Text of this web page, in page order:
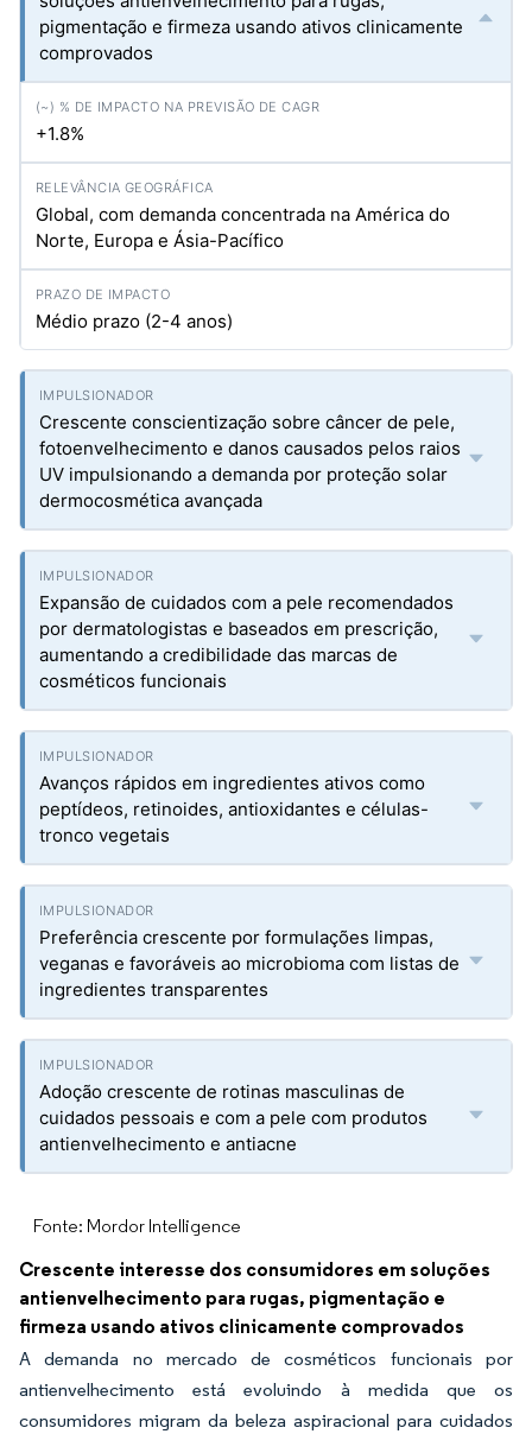
pigmentação e firmeza usando ativos clinicamente
comprovados
+1.8%
Global, com demanda concentrada na América do
Norte, Europa e Ásia-Pacífico
Médio prazo (2-4 anos)
Crescente conscientização sobre câncer de pele,
fotoenvelhecimento e danos causados pelos raios
UV impulsionando a demanda por proteção solar
dermocosmética avançada
Expansão de cuidados com a pele recomendados
por dermatologistas e baseados em prescrição,
aumentando a credibilidade das marcas de
cosméticos funcionais
Avanços rápidos em ingredientes ativos como
peptídeos, retinoides, antioxidantes e células-
tronco vegetais
Preferência crescente por formulações limpas,
veganas e favoráveis ao microbioma com listas de
ingredientes transparentes
Adoção crescente de rotinas masculinas de
cuidados pessoais e com a pele com produtos
antienvelhecimento e antiacne
Fonte: Mordor Intelligence
Crescente interesse dos consumidores em soluções
antienvelhecimento para rugas, pigmentação e
firmeza usando ativos clinicamente comprovados
A demanda no mercado de cosméticos funcionais por
antienvelhecimento está evoluindo à medida que os
consumidores migram da beleza aspiracional para cuidados